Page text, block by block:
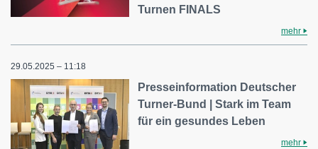
Turnen FINALS
mehr
29.05.2025 – 11:18
Presseinformation Deutscher
Turner-Bund | Stark im Team
für ein gesundes Leben
mehr